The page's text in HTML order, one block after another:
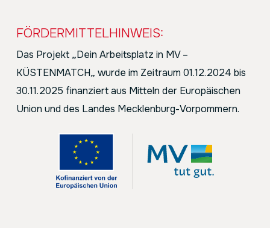
FÖRDERMITTELHINWEIS:
Das Projekt „Dein Arbeitsplatz in MV –
KÜSTENMATCH„ wurde im Zeitraum 01.12.2024 bis
30.11.2025 finanziert aus Mitteln der Europäischen
Union und des Landes Mecklenburg-Vorpommern.